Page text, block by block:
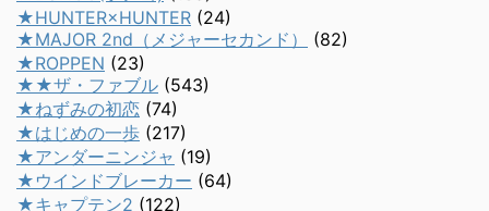
★HUNTER×HUNTER (24)
★MAJOR 2nd（メジャーセカンド）
(82)
★ROPPEN (23)
★★ザ・ファブル (543)
★ねずみの初恋 (74)
★はじめの一歩 (217)
★アンダーニンジャ (19)
★ウインドブレーカー (64)
★キャプテン2 (122)